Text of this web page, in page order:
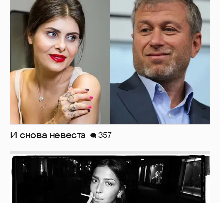
И снова невеста 357